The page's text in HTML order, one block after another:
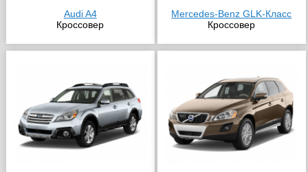
Audi A4
Кроссовер
Mercedes-Benz GLK-Класс
Кроссовер